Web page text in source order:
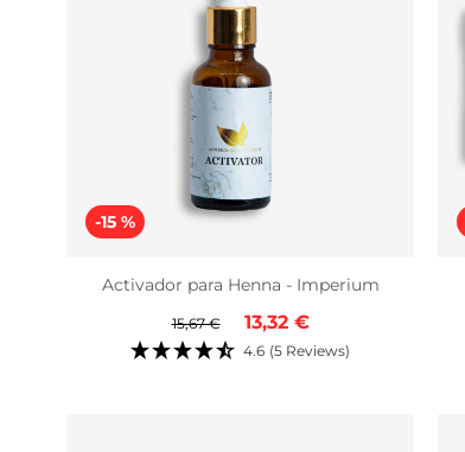
-15 %
Activador para Henna - Imperium
Precio
regular
15,67 €
Precio
de
13,32 €
4.6 (5 Reviews)